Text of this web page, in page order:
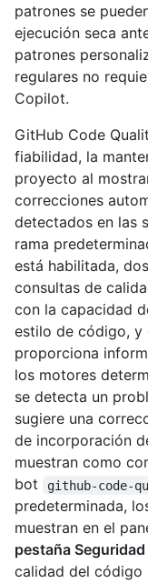
patrones se
ejecución seca
patrones
regulares no
Copilot.
GitHub Code
fiabilidad, la
proyecto al
correcciones
detectados en las
rama
está habilitada,
consultas de
con la capacidad
estilo de código, y
proporciona
los motores
se detecta un
sugiere una
de incorporación
muestran como
bot
github-code-
predeterminada,
muestran en el
pestaña
calidad del código